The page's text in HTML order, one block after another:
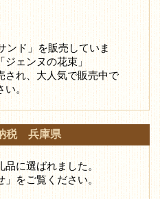
ンド」を販売していま
ジェンヌの花束」
され、大人気で販売中で
い。
税 兵庫県
品に選ばれました。
」をご覧ください。